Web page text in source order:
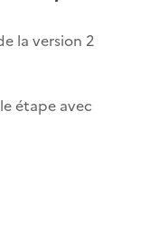
la version 2
étape avec